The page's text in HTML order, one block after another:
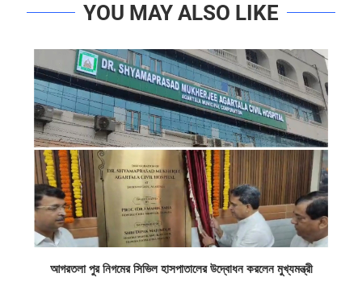
YOU MAY ALSO LIKE
আগরতলা পুর নিগমের সিভিল হাসপাতালের উদ্বোধন করলেন মুখ্যমন্ত্রী